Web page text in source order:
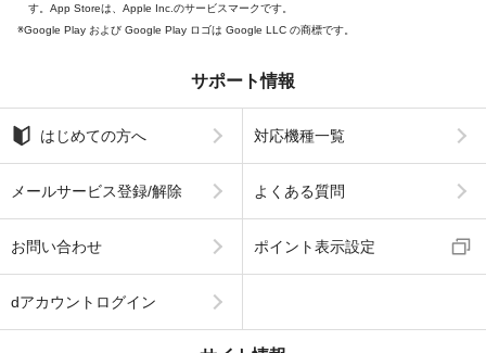
す。App Storeは、Apple Inc.のサービスマークです。
Google Play および Google Play ロゴは Google LLC の商標です。
サポート情報
はじめての方へ 対応機種一覧
メールサービス登録/解除 よくある質問
お問い合わせ ポイント表示設定
dアカウントログイン